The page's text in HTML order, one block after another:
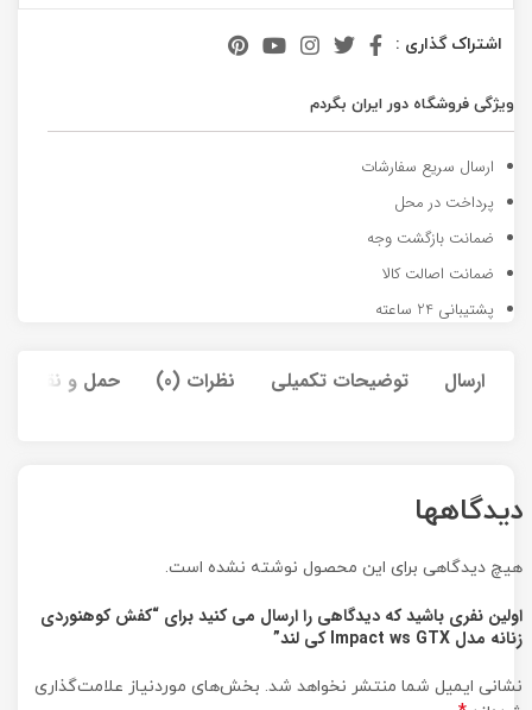
اشتراک گذاری :
ویژگی فروشگاه دور ایران بگردم
ارسال سریع سفارشات
پرداخت در محل
ضمانت بازگشت وجه
ضمانت اصالت کالا
پشتیبانی 24 ساعته
ارسال توضیحات تکمیلی نظرات (0) حمل و نقل کالا
دیدگاهها
هیچ دیدگاهی برای این محصول نوشته نشده است.
اولین نفری باشید که دیدگاهی را ارسال می کنید برای “کفش کوهنوردی
زنانه مدل Impact ws GTX کی لند”
نشانی ایمیل شما منتشر نخواهد شد. بخش‌های موردنیاز علامت‌گذاری